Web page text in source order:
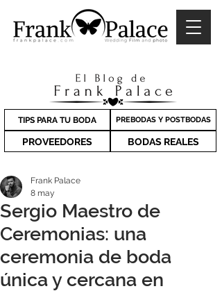
TIPS PARA TU BODA PREBODAS Y POSTBODAS
PROVEEDORES BODAS REALES
Sergio Maestro de
Ceremonias: una
ceremonia de boda
única y cercana en
Frank Palace
8 may